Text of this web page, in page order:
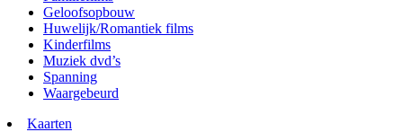
Geloofsopbouw
Huwelijk/Romantiek films
Kinderfilms
Muziek dvd’s
Spanning
Waargebeurd
Kaarten